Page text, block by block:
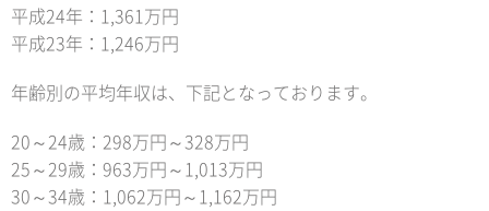
平成24年：1,361万円
平成23年：1,246万円
年齢別の平均年収は、下記となっております。
20～24歳：298万円～328万円
25～29歳：963万円～1,013万円
30～34歳：1,062万円～1,162万円